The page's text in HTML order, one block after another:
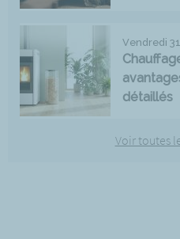
Vendredi
détaillés
Voir toutes